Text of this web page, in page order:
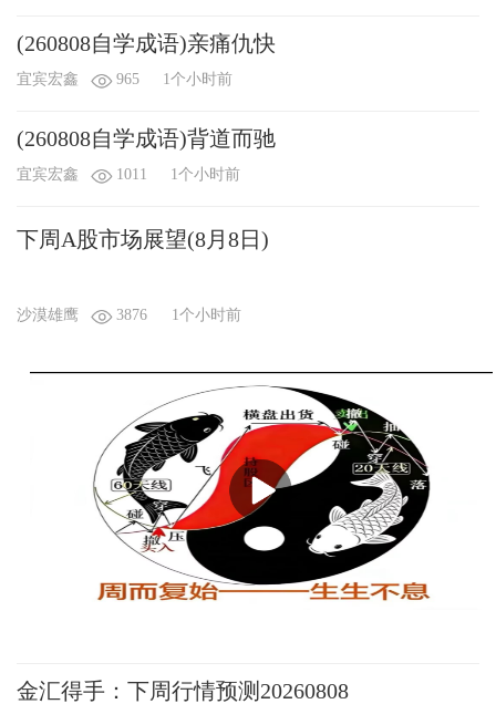
(260808自学成语)亲痛仇快
宜宾宏鑫 965 1个小时前
(260808自学成语)背道而驰
宜宾宏鑫 1011 1个小时前
下周A股市场展望(8月8日)
沙漠雄鹰 3876 1个小时前
金汇得手：下周行情预测20260808